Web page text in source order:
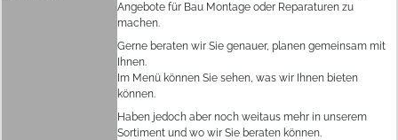
Angebote für Bau Montage oder Reparaturen zu
machen.
Gerne beraten wir Sie genauer, planen gemeinsam mit
Ihnen.
Im Menü können Sie sehen, was wir Ihnen bieten
können.
Haben jedoch aber noch weitaus mehr in unserem
Sortiment und wo wir Sie beraten können.